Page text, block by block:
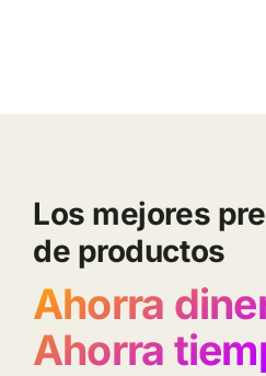
Los mejores
de productos
Ahorra
Ahorra